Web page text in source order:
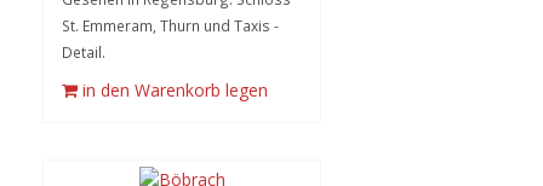
St. Emmeram, Thurn und Taxis -
Detail.
in den Warenkorb legen